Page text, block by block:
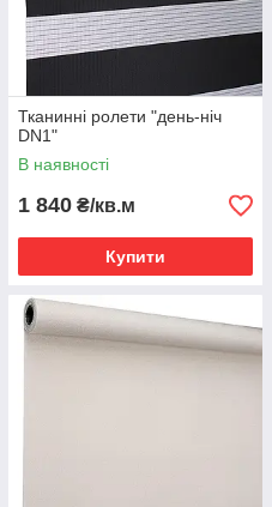
Тканинні ролети "день-ніч
DN1"
В наявності
1 840 ₴/кв.м
Купити